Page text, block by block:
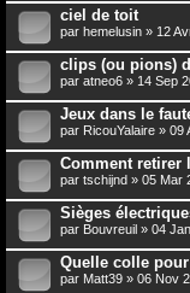
ciel de toit
par hemelusin » 12
clips (ou pions)
par atneo6 » 14 Sep
Jeux dans le
par RicouYalaire » 09
Comment retirer
par tschijnd » 05 Mar
Sièges
par Bouvreuil » 04
Quelle colle
par Matt39 » 06 Nov